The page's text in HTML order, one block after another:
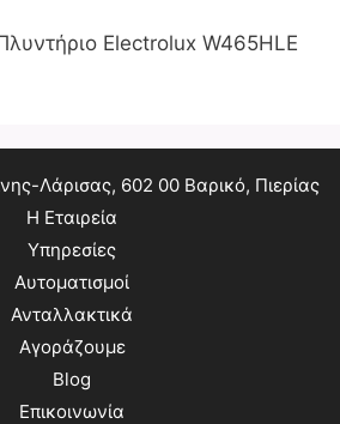
Electrolux W465HLE
Λάρισας, 602 00 Βαρικό, Πιερίας
Η Εταιρεία
Υπηρεσίες
Αυτοματισμοί
Ανταλλακτικά
Αγοράζουμε
Blog
Επικοινωνία